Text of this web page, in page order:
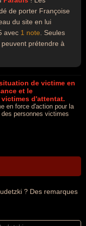
de porter Françoise
du site en lui
avec 1 note . Seules
prétendre à
de victime en
et le
d'attentat.
en force d'action pour la
personnes victimes
? Des remarques